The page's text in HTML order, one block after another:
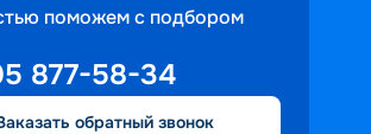
поможем с подбором
877-58-34
обратный звонок